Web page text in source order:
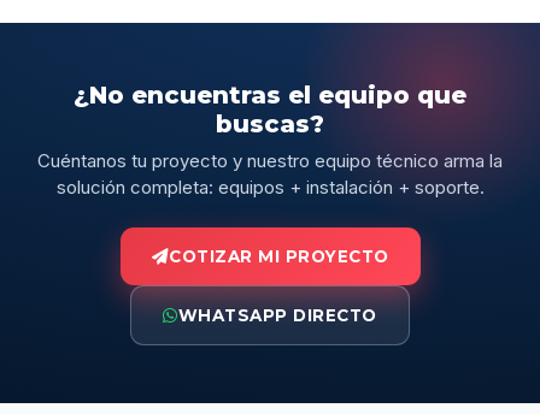
¿No encuentras el equipo que
buscas?
Cuéntanos tu proyecto y nuestro equipo técnico arma la
solución completa: equipos + instalación + soporte.
COTIZAR MI PROYECTO
WHATSAPP DIRECTO